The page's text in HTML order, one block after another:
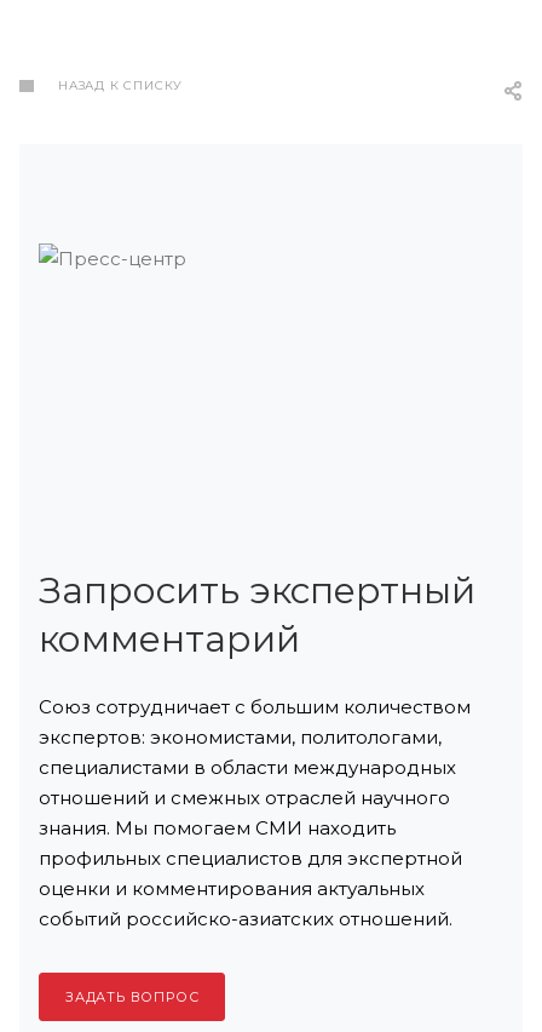
НАЗАД К СПИСКУ
Запросить экспертный
комментарий
Союз сотрудничает с большим количеством
экспертов: экономистами, политологами,
специалистами в области международных
отношений и смежных отраслей научного
знания. Мы помогаем СМИ находить
профильных специалистов для экспертной
оценки и комментирования актуальных
событий российско-азиатских отношений.
ЗАДАТЬ ВОПРОС